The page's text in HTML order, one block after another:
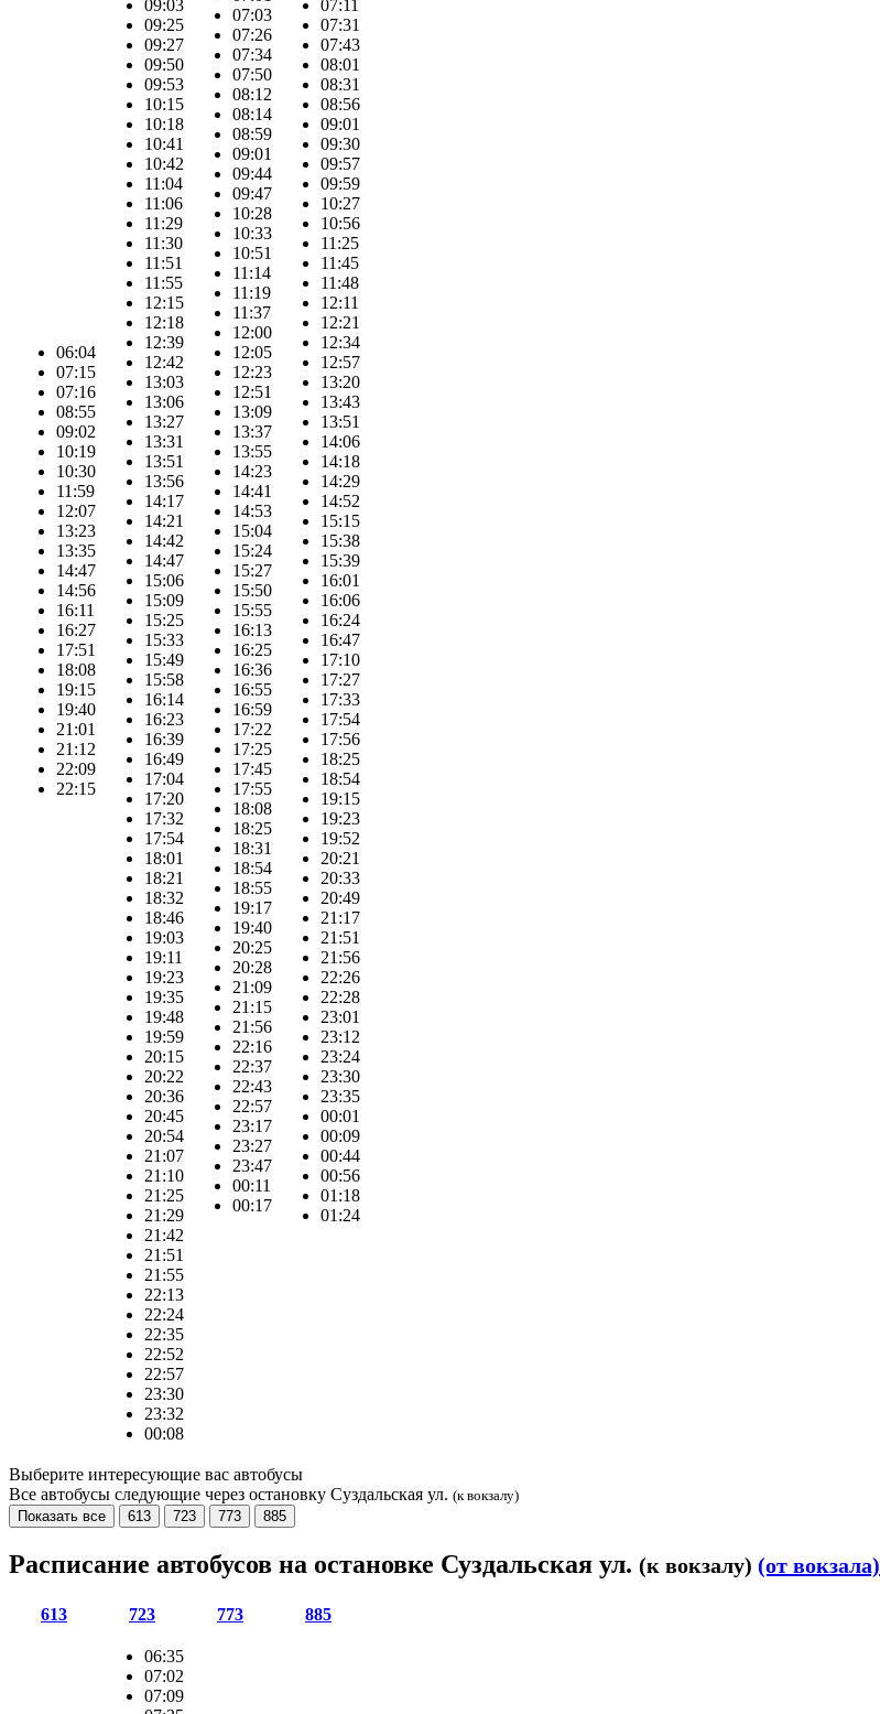
06:04
07:15
07:16
08:55
09:02
10:19
10:30
11:59
12:07
13:23
13:35
14:47
14:56
16:11
16:27
17:51
18:08
19:15
19:40
21:01
21:12
22:09
22:15
09:03
09:25
09:27
09:50
09:53
10:15
10:18
10:41
10:42
11:04
11:06
11:29
11:30
11:51
11:55
12:15
12:18
12:39
12:42
13:03
13:06
13:27
13:31
13:51
13:56
14:17
14:21
14:42
14:47
15:06
15:09
15:25
15:33
15:49
15:58
16:14
16:23
16:39
16:49
17:04
17:20
17:32
17:54
18:01
18:21
18:32
18:46
19:03
19:11
19:23
19:35
19:48
19:59
20:15
20:22
20:36
20:45
20:54
21:07
21:10
21:25
21:29
21:42
21:51
21:55
22:13
22:24
22:35
22:52
22:57
23:30
23:32
00:08
07:03
07:26
07:34
07:50
08:12
08:14
08:59
09:01
09:44
09:47
10:28
10:33
10:51
11:14
11:19
11:37
12:00
12:05
12:23
12:51
13:09
13:37
13:55
14:23
14:41
14:53
15:04
15:24
15:27
15:50
15:55
16:13
16:25
16:36
16:55
16:59
17:22
17:25
17:45
17:55
18:08
18:25
18:31
18:54
18:55
19:17
19:40
20:25
20:28
21:09
21:15
21:56
22:16
22:37
22:43
22:57
23:17
23:27
23:47
00:11
00:17
07:11
07:31
07:43
08:01
08:31
08:56
09:01
09:30
09:57
09:59
10:27
10:56
11:25
11:45
11:48
12:11
12:21
12:34
12:57
13:20
13:43
13:51
14:06
14:18
14:29
14:52
15:15
15:38
15:39
16:01
16:06
16:24
16:47
17:10
17:27
17:33
17:54
17:56
18:25
18:54
19:15
19:23
19:52
20:21
20:33
20:49
21:17
21:51
21:56
22:26
22:28
23:01
23:12
23:24
23:30
23:35
00:01
00:09
00:44
00:56
01:18
01:24
Выберите интересующие вас автобусы
Все автобусы следующие через остановку Суздальская ул. (к вокзалу)
Показать все
613 723 773 885
Расписание автобусов на остановке Суздальская ул. (к вокзалу) (от вокзала)
613 723 773 885
06:35
07:02
07:09